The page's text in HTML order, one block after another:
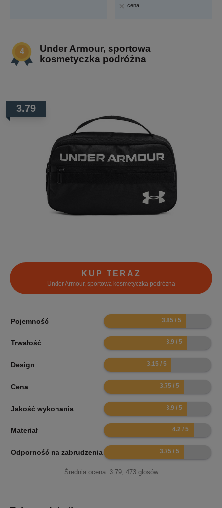
cena
Under Armour, sportowa
kosmetyczka podróżna
3.79
KUP TERAZ
Under Armour, sportowa kosmetyczka podróżna
Pojemność 7.7
Trwałość 7.8
Design 6.3
Cena 7.5
Jakość wykonania 7.8
Materiał 8.4
Odporność na zabrudzenia 7.5
Średnia ocena: 3.79, 473głosów